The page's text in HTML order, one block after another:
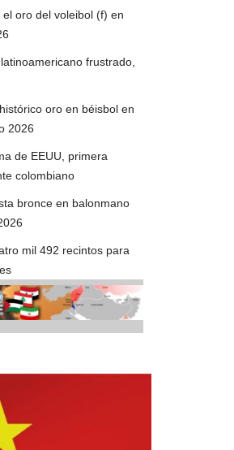
oro del voleibol (f) en
frustrado,
oro en béisbol en
2026
de EEUU, primera
colombiano
bronce en balonmano
mil 492 recintos para